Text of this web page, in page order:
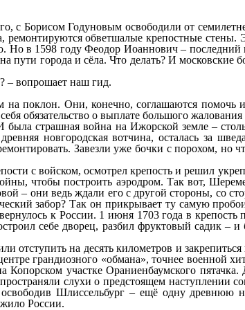
с Борисом Годуновым освободили от
обветшалые крепостные стены.
Но в 1598 году Феодор Иоаннович – последний
города и сёла. Что делать? И московские
– вопрошает наш гид.
поклон. Они, конечно, соглашаются помочь
обязательство о выплате большого
страшная война на Ижорской земле –
новгородская вотчина, осталась за
Завезли уже бочки с порохом, но
с войском, осмотрел крепость и решил
чтобы построить аэродром. Так вот,
– они ведь ждали его с другой стороны, со
забор? Так он прикрывает ту самую
к России. 1 июня 1703 года в крепость
себе дворец, разбил фруктовый садик – и
на десять километров и
грандиозного «обмана», точнее военной
участке Ораниенбаумского пятачка.
слухи о предстоящем наступлении
Шлиссельбург – ещё одну древнюю
России.